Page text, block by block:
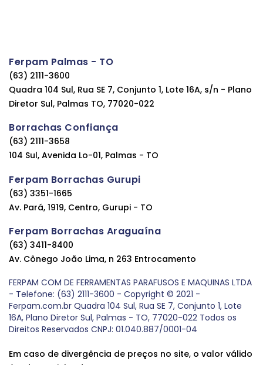
Ferpam Palmas - TO
(63) 2111-3600
Quadra 104 Sul, Rua SE 7, Conjunto 1, Lote 16A, s/n - Plano
Diretor Sul, Palmas TO, 77020-022
Borrachas Confiança
(63) 2111-3658
104 Sul, Avenida Lo-01, Palmas - TO
Ferpam Borrachas Gurupi
(63) 3351-1665
Av. Pará, 1919, Centro, Gurupi - TO
Ferpam Borrachas Araguaína
(63) 3411-8400
Av. Cônego João Lima, n 263 Entrocamento
FERPAM COM DE FERRAMENTAS PARAFUSOS E MAQUINAS LTDA
- Telefone: (63) 2111-3600 - Copyright © 2021 -
Ferpam.com.br Quadra 104 Sul, Rua SE 7, Conjunto 1, Lote
16A, Plano Diretor Sul, Palmas - TO, 77020-022 Todos os
Direitos Reservados CNPJ: 01.040.887/0001-04
Em caso de divergência de preços no site, o valor válido